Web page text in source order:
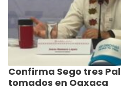
Confirma Sego tres
tomados en Oaxaca